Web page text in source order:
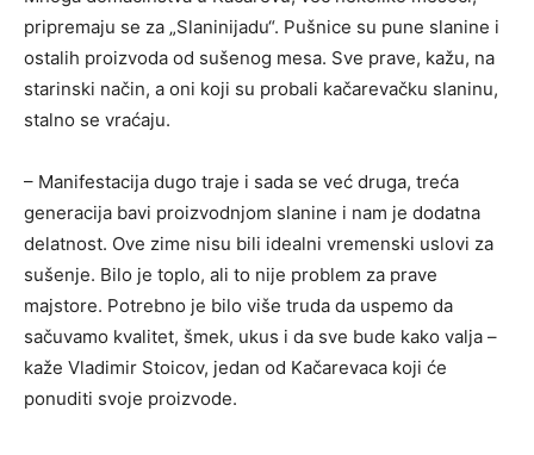
pripremaju se za „Slaninijadu“. Pušnice su pune slanine i
ostalih proizvoda od sušenog mesa. Sve prave, kažu, na
starinski način, a oni koji su probali kačarevačku slaninu,
stalno se vraćaju.
– Manifestacija dugo traje i sada se već druga, treća
generacija bavi proizvodnjom slanine i nam je dodatna
delatnost. Ove zime nisu bili idealni vremenski uslovi za
sušenje. Bilo je toplo, ali to nije problem za prave
majstore. Potrebno je bilo više truda da uspemo da
sačuvamo kvalitet, šmek, ukus i da sve bude kako valja –
kaže Vladimir Stoicov, jedan od Kačarevaca koji će
ponuditi svoje proizvode.